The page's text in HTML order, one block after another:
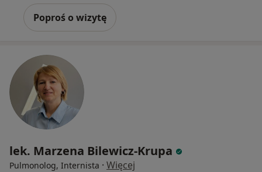
Poproś o wizytę
lek. Marzena Bilewicz-Krupa
Pulmonolog, Internista · Więcej